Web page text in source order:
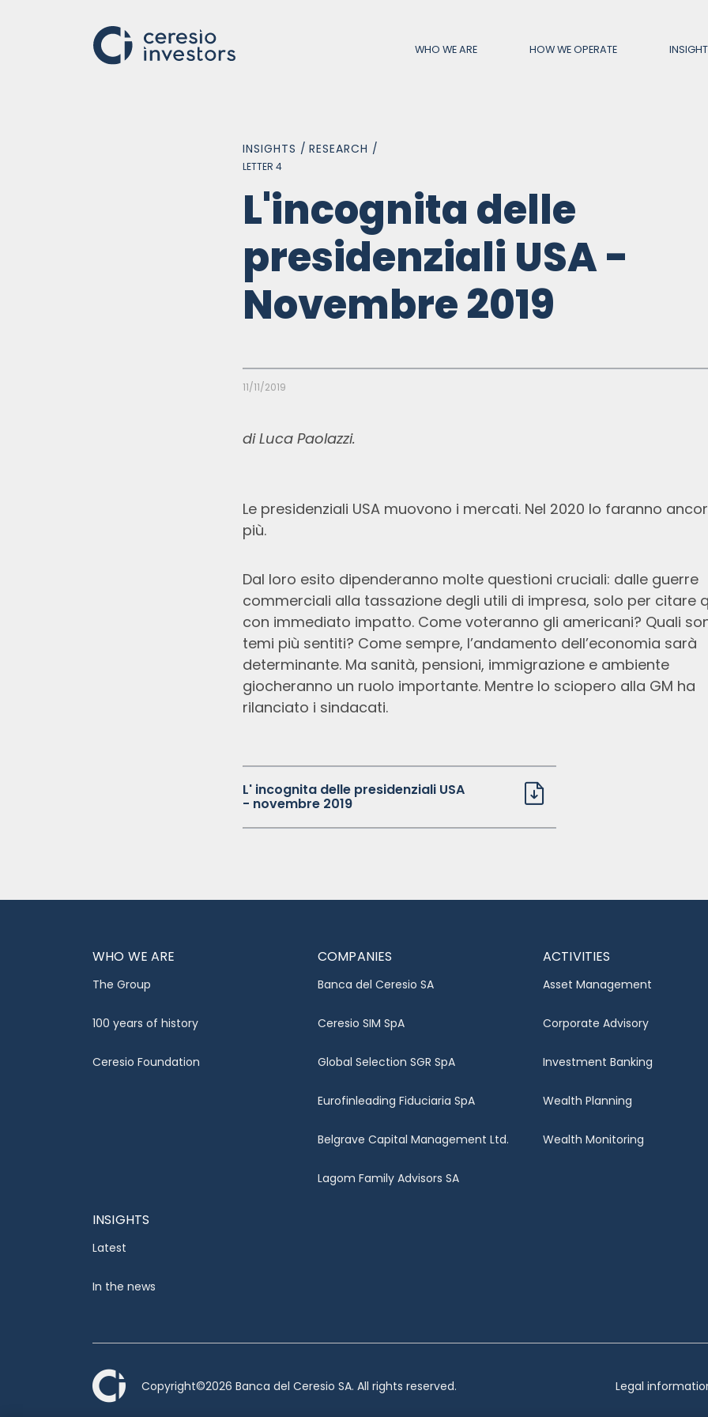
WHO WE ARE HOW WE OPERATE
Banca del Ceresio SA
Ceresio SIM SpA
Global Selection SGR SpA
Belgrave Capital Management Ltd.
Asset Management
Investment Banking
Wealth Planning
Wealth Monitoring
INSIGHTS / RESEARCH /
LETTER 4
L'incognita delle
presidenziali USA -
Novembre 2019
11/11/2019
di Luca Paolazzi.
Le presidenziali USA muovono i mercati. Nel 2020 lo faranno
più.
Dal loro esito dipenderanno molte questioni cruciali: dalle guerre
commerciali alla tassazione degli utili di impresa, solo per citare
con immediato impatto. Come voteranno gli americani? Quali
temi più sentiti? Come sempre, l’andamento dell’economia sarà
determinante. Ma sanità, pensioni, immigrazione e ambiente
giocheranno un ruolo importante. Mentre lo sciopero alla GM ha
rilanciato i sindacati.
L' incognita delle presidenziali USA
- novembre 2019
WHO WE ARE
The Group
100 years of history
Ceresio Foundation
COMPANIES
Banca del Ceresio SA
Ceresio SIM SpA
Global Selection SGR SpA
Eurofinleading Fiduciaria SpA
Belgrave Capital Management Ltd.
Lagom Family Advisors SA
ACTIVITIES
Asset Management
Corporate Advisory
Investment Banking
Wealth Planning
Wealth Monitoring
INSIGHTS
Latest
In the news
Copyright©2026 Banca del Ceresio SA. All rights reserved. Legal